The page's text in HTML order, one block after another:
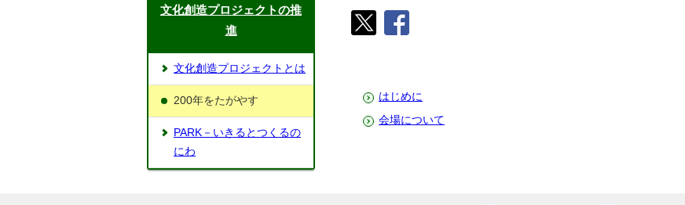
はじめに
会場について
文化創造プロジェクトの推
進
文化創造プロジェクトとは
200年をたがやす
PARK－いきるとつくるの
にわ